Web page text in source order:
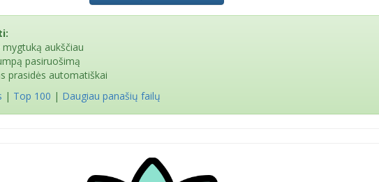
aukščiau
pasiruošimą
prasidės automatiškai
| Top 100 | Daugiau panašių failų